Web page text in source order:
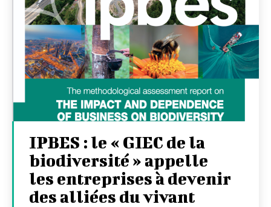
IPBES : le « GIEC de la
biodiversité » appelle
les entreprises à devenir
des alliées du vivant